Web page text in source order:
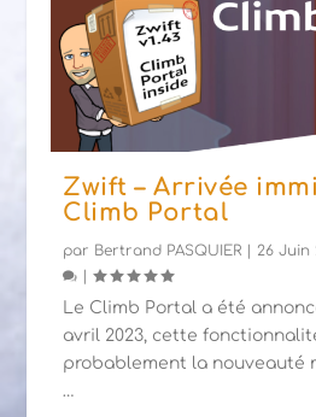
Zwift – Arrivée
Climb Portal
par Bertrand PASQUIER 26 Juin
|
Le Climb Portal a été
avril 2023, cette
probablement la nouveauté
…